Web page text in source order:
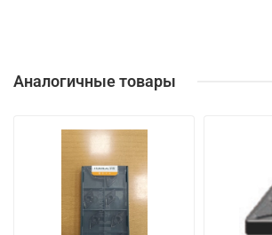
Аналогичные товары